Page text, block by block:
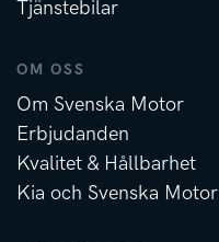
Tjänstebilar
OM OSS
Om Svenska Motor
Erbjudanden
Kvalitet & Hållbarhet
Kia och Svenska Motor